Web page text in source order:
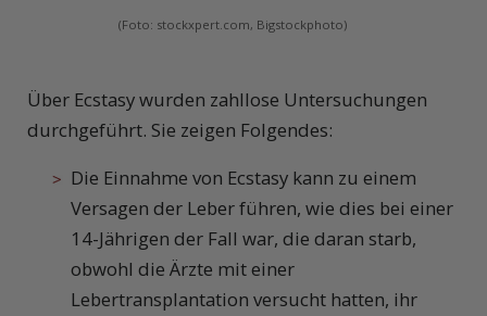
(Foto: stockxpert.com, Bigstockphoto)
Über Ecstasy wurden zahllose Untersuchungen
durchgeführt. Sie zeigen Folgendes:
Die Einnahme von Ecstasy kann zu einem
Versagen der Leber führen, wie dies bei einer
14-Jährigen der Fall war, die daran starb,
obwohl die Ärzte mit einer
Lebertransplantation versucht hatten, ihr